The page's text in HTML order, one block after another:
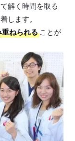
解く時間を取る
します。
ねられることが